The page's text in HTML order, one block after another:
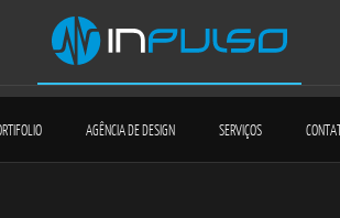
AGÊNCIA DE DESIGN SERVIÇOS